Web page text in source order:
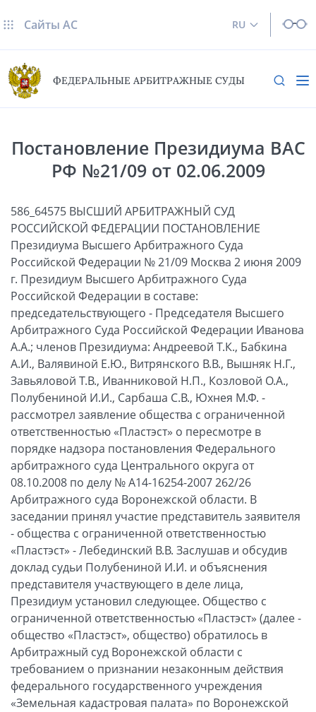
RU
Сайты AC
ФЕДЕРАЛЬНЫЕ АРБИТРАЖНЫЕ СУДЫ
Постановление Президиума ВАС
РФ №21/09 от 02.06.2009
586_64575 ВЫСШИЙ АРБИТРАЖНЫЙ СУД
РОССИЙСКОЙ ФЕДЕРАЦИИ ПОСТАНОВЛЕНИЕ
Президиума Высшего Арбитражного Суда
Российской Федерации № 21/09 Москва 2 июня 2009
г. Президиум Высшего Арбитражного Суда
Российской Федерации в составе:
председательствующего - Председателя Высшего
Арбитражного Суда Российской Федерации Иванова
А.А.; членов Президиума: Андреевой Т.К., Бабкина
А.И., Валявиной Е.Ю., Витрянского В.В., Вышняк Н.Г.,
Завьяловой Т.В., Иванниковой Н.П., Козловой О.А.,
Полубениной И.И., Сарбаша С.В., Юхнея М.Ф. -
рассмотрел заявление общества с ограниченной
ответственностью «Пластэст» о пересмотре в
порядке надзора постановления Федерального
арбитражного суда Центрального округа от
08.10.2008 по делу № А14-16254-2007 262/26
Арбитражного суда Воронежской области. В
заседании принял участие представитель заявителя
- общества с ограниченной ответственностью
«Пластэст» - Лебединский В.В. Заслушав и обсудив
доклад судьи Полубениной И.И. и объяснения
представителя участвующего в деле лица,
Президиум установил следующее. Общество с
ограниченной ответственностью «Пластэст» (далее -
общество «Пластэст», общество) обратилось в
Арбитражный суд Воронежской области с
требованием о признании незаконным действия
федерального государственного учреждения
«Земельная кадастровая палата» по Воронежской